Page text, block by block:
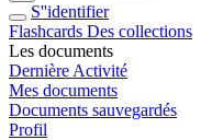
S''identifier
Flashcards Des collections
Les documents
Dernière Activité
Mes documents
Documents sauvegardés
Profil